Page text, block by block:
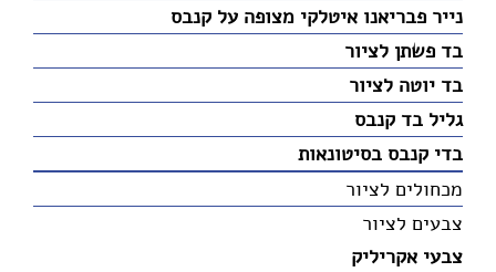
נייר פבריאנו איטלקי מצופה על קנבס
בד פשתן לציור
בד יוטה לציור
גליל בד קנבס
בדי קנבס בסיטונאות
מכחולים לציור
צבעים לציור
צבעי אקריליק